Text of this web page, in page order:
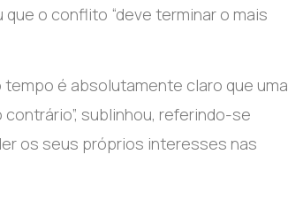
o conflito “deve terminar o mais
tempo é absolutamente claro que uma
sublinhou, referindo-se
os seus próprios interesses nas